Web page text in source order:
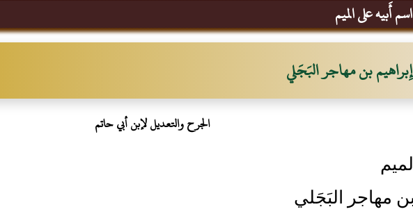
أَبيه على الميم
إِبراهيم بن مهاجر البَجَلي
الجرح والتعديل لإبن أبي حاتم
مهاجر البَجَلي